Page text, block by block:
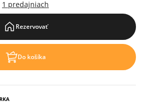
1 predajniach
Rezervovať
Do košíka